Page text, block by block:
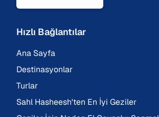
Hızlı Bağlantılar
Ana Sayfa
Destinasyonlar
Turlar
Sahl Hasheesh'ten En İyi Geziler